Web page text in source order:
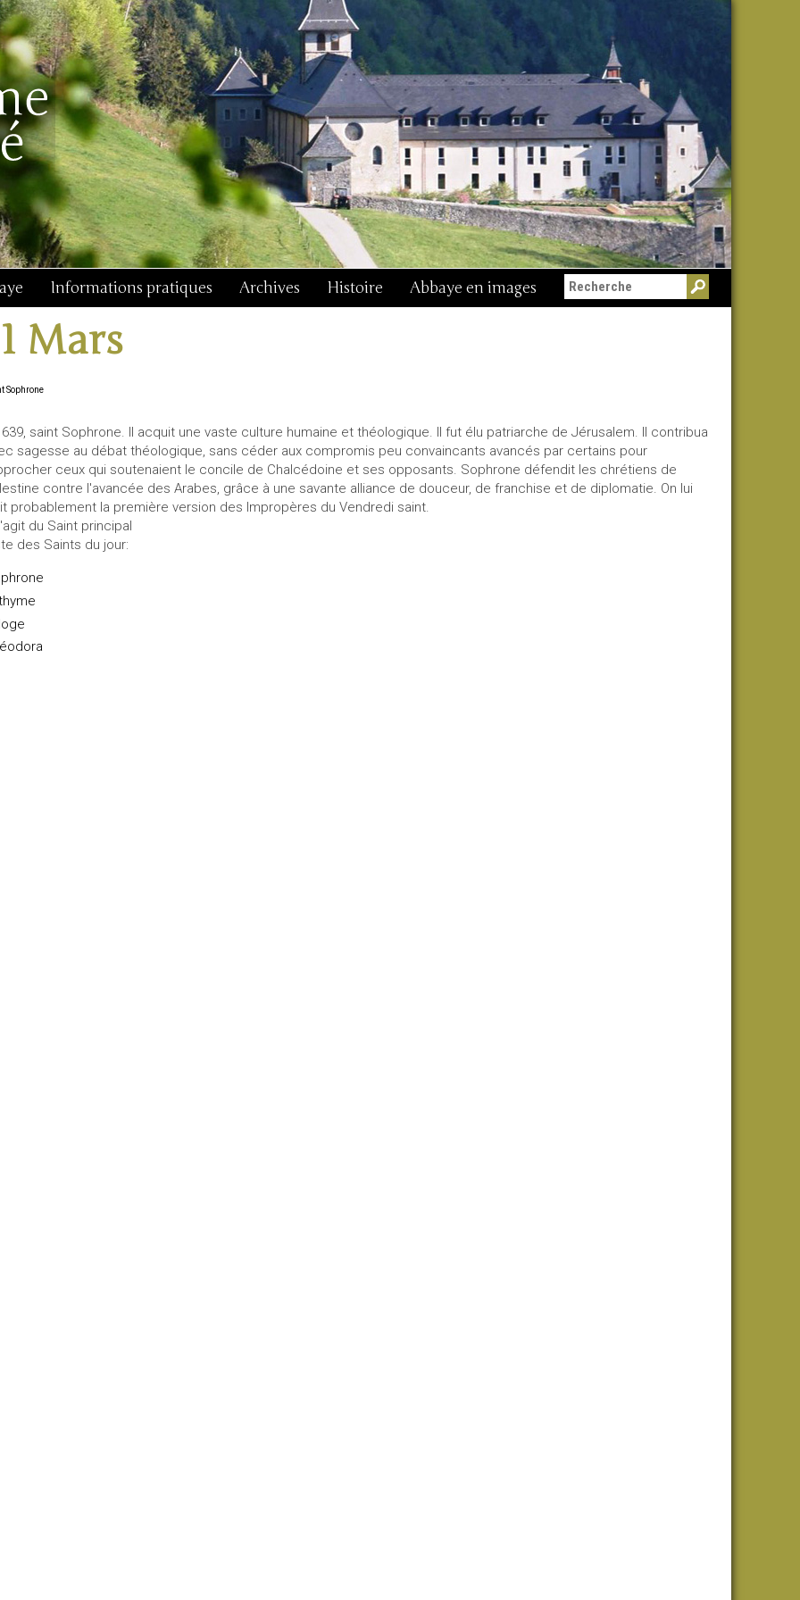
Informations pratiques Archives Histoire Abbaye en images
Mars
Sophrone
639, saint Sophrone. Il acquit une vaste culture humaine et théologique. Il fut élu patriarche de Jérusalem. Il contribua
sagesse au débat théologique, sans céder aux compromis peu convaincants avancés par certains pour
ceux qui soutenaient le concile de Chalcédoine et ses opposants. Sophrone défendit les chrétiens de
contre l'avancée des Arabes, grâce à une savante alliance de douceur, de franchise et de diplomatie. On lui
probablement la première version des Impropères du Vendredi saint.
du Saint principal
des Saints du jour: